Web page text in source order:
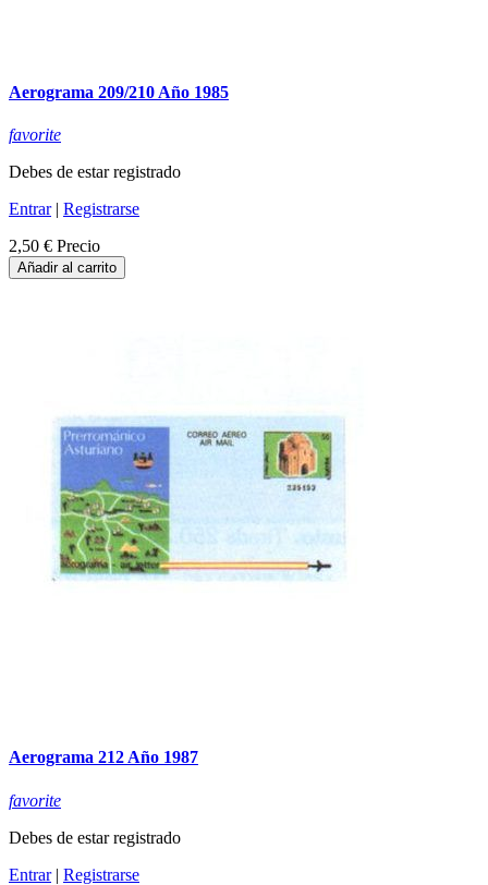
Aerograma 209/210 Año 1985
favorite
Debes de estar registrado
Entrar| Registrarse
2,50 € Precio
Añadir al carrito
Aerograma 212 Año 1987
favorite
Debes de estar registrado
Entrar| Registrarse